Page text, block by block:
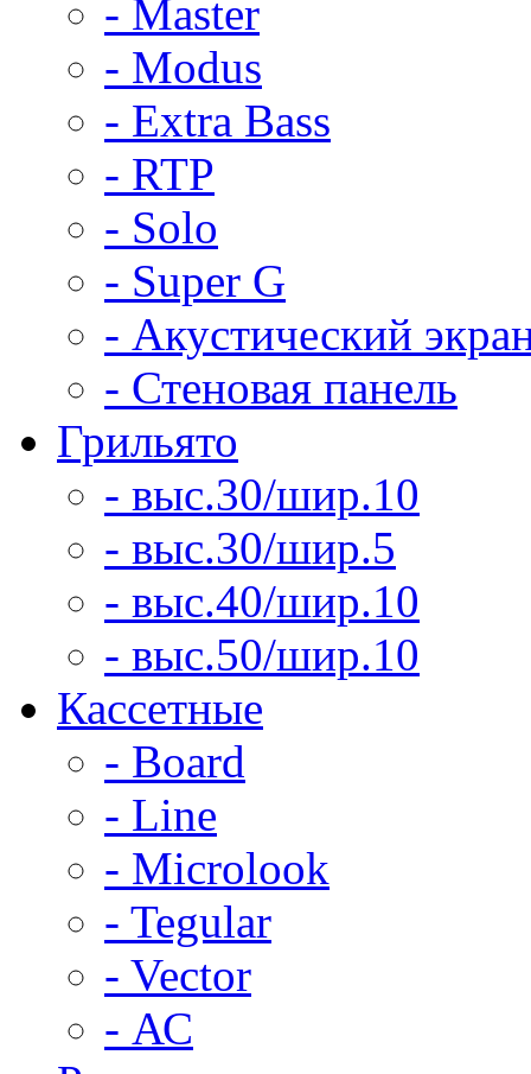
- Master
- Modus
- Extra Bass
- RTP
- Solo
- Super G
- Акустический
- Стеновая панель
Грильято
- выс.30/шир.10
- выс.30/шир.5
- выс.40/шир.10
- выс.50/шир.10
Кассетные
- Board
- Line
- Microlook
- Tegular
- Vector
- АС